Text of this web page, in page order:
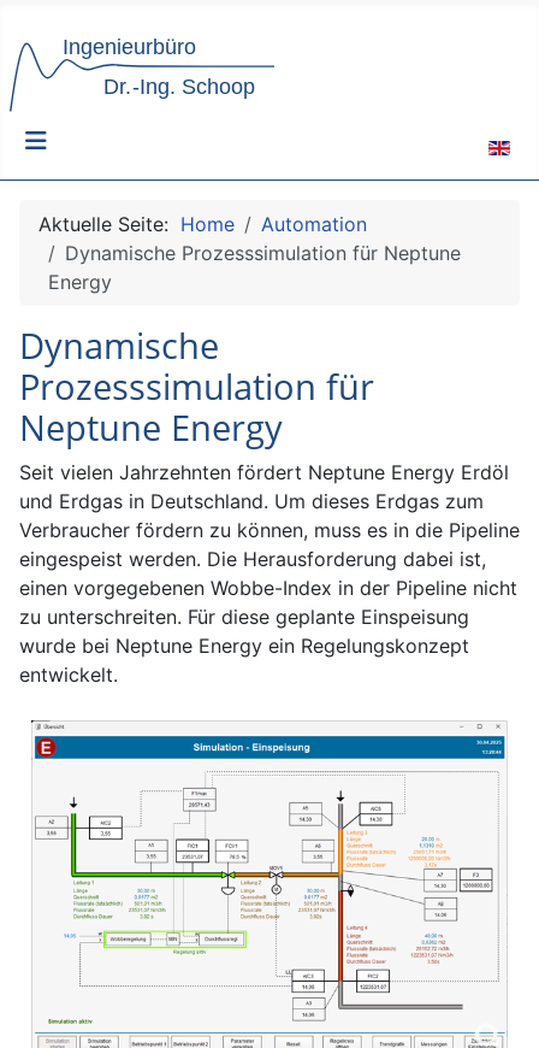
Aktuelle Seite: Home
Automation
Dynamische Prozesssimulation für Neptune
Energy
Dynamische
Prozesssimulation für
Neptune Energy
Seit vielen Jahrzehnten fördert Neptune Energy Erdöl
und Erdgas in Deutschland. Um dieses Erdgas zum
Verbraucher fördern zu können, muss es in die Pipeline
eingespeist werden. Die Herausforderung dabei ist,
einen vorgegebenen Wobbe-Index in der Pipeline nicht
zu unterschreiten. Für diese geplante Einspeisung
wurde bei Neptune Energy ein Regelungskonzept
entwickelt.